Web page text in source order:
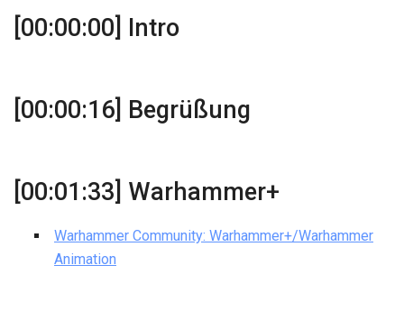
[00:00:00] Intro
[00:00:16] Begrüßung
[00:01:33] Warhammer+
Warhammer Community: Warhammer+/Warhammer
Animation